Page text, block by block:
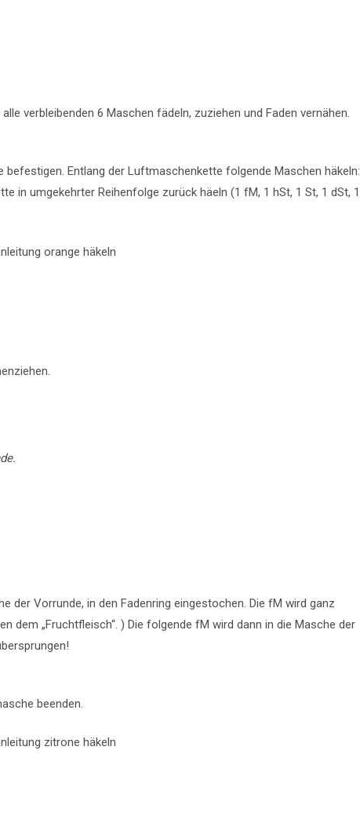
verbleibenden 6 Maschen fädeln, zuziehen und Faden vernähen.
Entlang der Luftmaschenkette folgende Maschen häkeln:
in umgekehrter Reihenfolge zurück häeln (1 fM, 1 hSt, 1 St, 1 dSt, 1
Vorrunde, in den Fadenring eingestochen. Die fM wird ganz
dem „Fruchtfleisch“. ) Die folgende fM wird dann in die Masche der
beenden.